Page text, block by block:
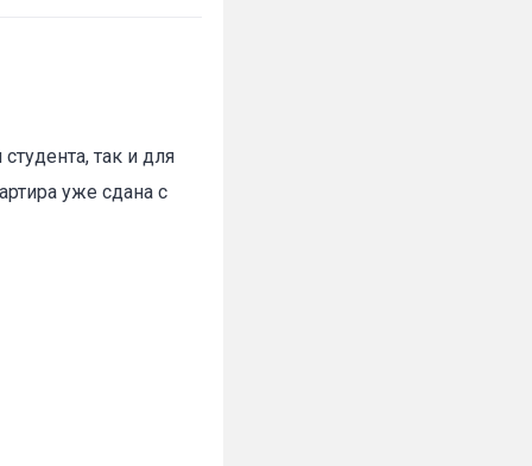
так и для
уже сдана с